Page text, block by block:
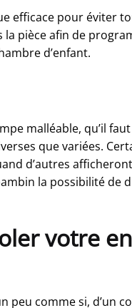
efficace pour éviter
pièce afin de
d’enfant.
malléable, qu’il
que variées.
d’autres
la possibilité de
votre
peu comme si, d’un